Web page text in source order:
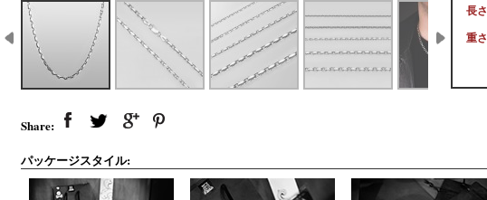
長さ
重さ
Share:
パッケージスタイル: